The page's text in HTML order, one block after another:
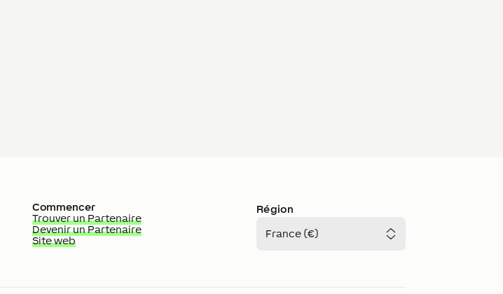
Commencer
Trouver un Partenaire
Devenir un Partenaire
Site web
Région
France (€)